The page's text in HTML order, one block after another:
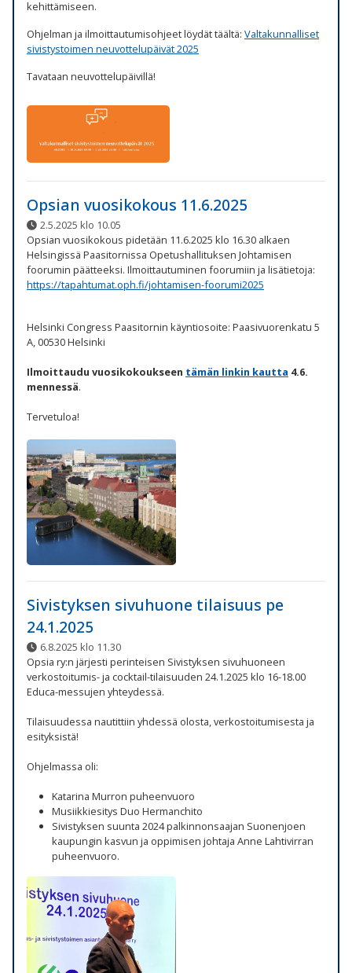
kehittämiseen.
Ohjelman ja ilmoittautumisohjeet löydät täältä: Valtakunnalliset
sivistystoimen neuvottelupäivät 2025
Tavataan neuvottelupäivillä!
Opsian vuosikokous 11.6.2025
2.5.2025 klo 10.05
Opsian vuosikokous pidetään 11.6.2025 klo 16.30 alkaen
Helsingissä Paasitornissa Opetushallituksen Johtamisen
foorumin päätteeksi. Ilmoittautuminen foorumiin ja lisätietoja:
https://tapahtumat.oph.fi/johtamisen-foorumi2025
Helsinki Congress Paasitornin käyntiosoite: Paasivuorenkatu 5
A, 00530 Helsinki
Ilmoittaudu vuosikokoukseen tämän linkin kautta 4.6.
mennessä.
Tervetuloa!
Sivistyksen sivuhuone tilaisuus pe
24.1.2025
6.8.2025 klo 11.30
Opsia ry:n järjesti perinteisen Sivistyksen sivuhuoneen
verkostoitumis- ja cocktail-tilaisuuden 24.1.2025 klo 16-18.00
Educa-messujen yhteydessä.
Tilaisuudessa nautittiin yhdessä olosta, verkostoitumisesta ja
esityksistä!
Ohjelmassa oli:
Katarina Murron puheenvuoro
Musiikkiesitys Duo Hermanchito
Sivistyksen suunta 2024 palkinnonsaajan Suonenjoen
kaupungin kasvun ja oppimisen johtaja Anne Lahtivirran
puheenvuoro.